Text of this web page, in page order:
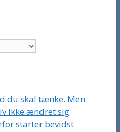
du skal tænke. Men
ikke ændret sig
starter bevidst